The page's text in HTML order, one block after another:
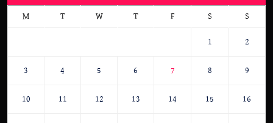
M T W T F S S
1 2
3 4 5 6 7 8 9
10 11 12 13 14 15 16